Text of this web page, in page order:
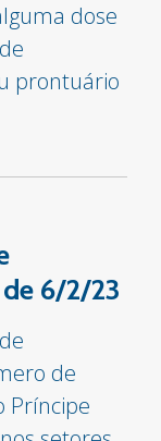
dose
prontuário
6/2/23
de
Príncipe